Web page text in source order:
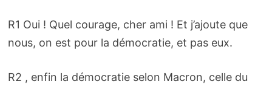
R1 Oui ! Quel courage, cher ami ! Et j’ajoute que
nous, on est pour la démocratie, et pas eux.
R2 , enfin la démocratie selon Macron, celle du